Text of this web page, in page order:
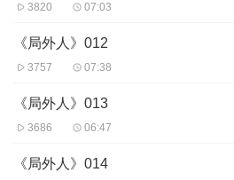
3820 07:03
《局外人》012
3757 07:38
《局外人》013
3686 06:47
《局外人》014